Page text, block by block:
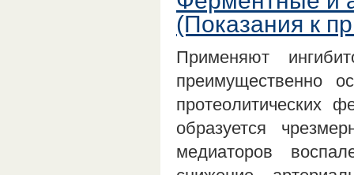
(Показания к
Применяют
преимущественно
протеолитических
образуется
медиаторов